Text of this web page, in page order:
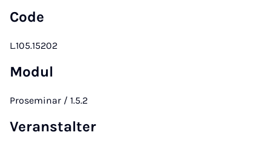
Code
L.105.15202
Modul
Proseminar / 1.5.2
Veranstalter